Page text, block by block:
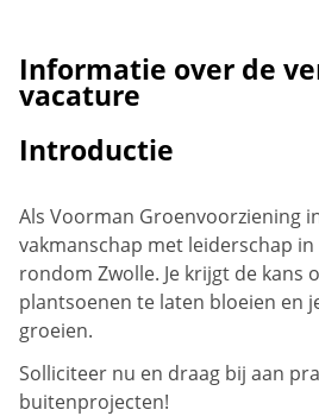
Informatie over de
vacature
Introductie
Als Voorman Groenvoorziening
vakmanschap met leiderschap
rondom Zwolle. Je krijgt de kans
plantsoenen te laten bloeien en
groeien.
Solliciteer nu en draag bij aan
buitenprojecten!